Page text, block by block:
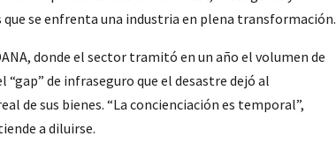
se enfrenta una industria en plena transformación.
donde el sector tramitó en un año el volumen de
de infraseguro que el desastre dejó al
de sus bienes. “La concienciación es temporal”,
a diluirse.